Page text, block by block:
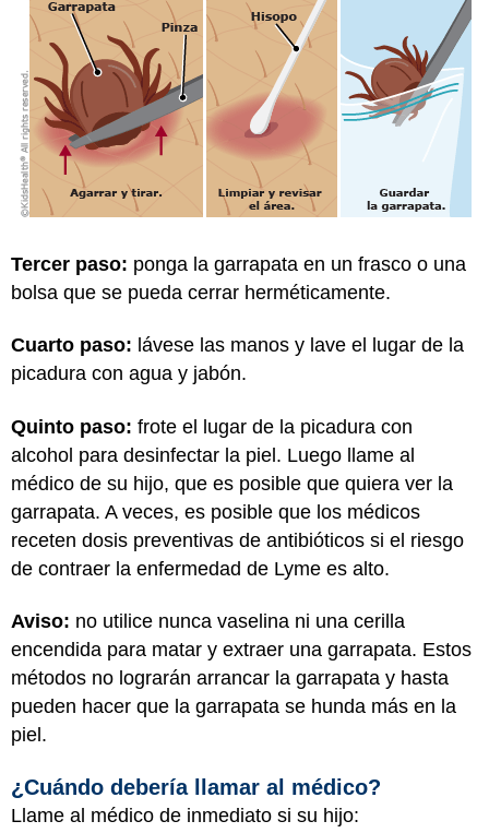
Tercer paso: ponga la garrapata en un frasco o una
bolsa que se pueda cerrar herméticamente.
Cuarto paso: lávese las manos y lave el lugar de la
picadura con agua y jabón.
Quinto paso: frote el lugar de la picadura con
alcohol para desinfectar la piel. Luego llame al
médico de su hijo, que es posible que quiera ver la
garrapata. A veces, es posible que los médicos
receten dosis preventivas de antibióticos si el riesgo
de contraer la enfermedad de Lyme es alto.
Aviso: no utilice nunca vaselina ni una cerilla
encendida para matar y extraer una garrapata. Estos
métodos no lograrán arrancar la garrapata y hasta
pueden hacer que la garrapata se hunda más en la
piel.
¿Cuándo debería llamar al médico?
Llame al médico de inmediato si su hijo: